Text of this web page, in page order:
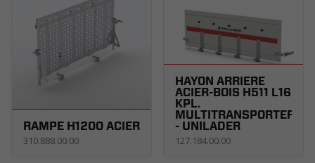
RAMPE H1200 ACIER
310.888.00.00
HAYON ARRIERE
ACIER-BOIS H511 L16
KPL.
MULTITRANSPORTER
- UNILADER
127.184.00.00